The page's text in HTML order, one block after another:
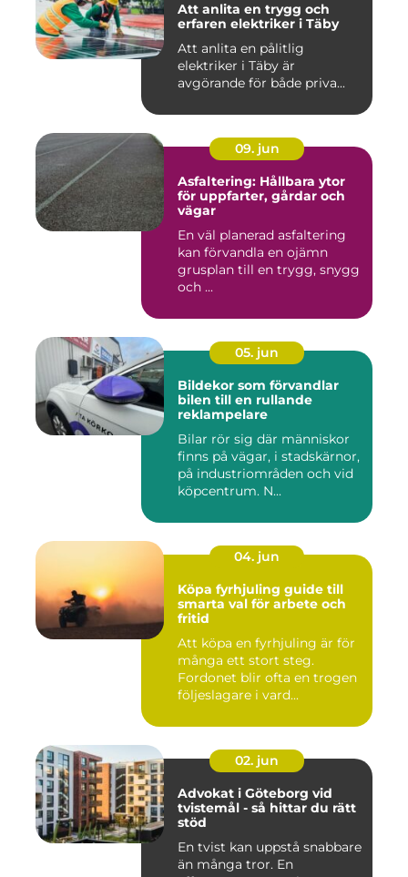
Att anlita en trygg och
erfaren elektriker i Täby
Att anlita en pålitlig
elektriker i Täby är
avgörande för både priva...
09. jun
Asfaltering: Hållbara ytor
för uppfarter, gårdar och
vägar
En väl planerad asfaltering
kan förvandla en ojämn
grusplan till en trygg, snygg
och ...
05. jun
Bildekor som förvandlar
bilen till en rullande
reklampelare
Bilar rör sig där människor
finns på vägar, i stadskärnor,
på industriområden och vid
köpcentrum. N...
04. jun
Köpa fyrhjuling guide till
smarta val för arbete och
fritid
Att köpa en fyrhjuling är för
många ett stort steg.
Fordonet blir ofta en trogen
följeslagare i vard...
02. jun
Advokat i Göteborg vid
tvistemål - så hittar du rätt
stöd
En tvist kan uppstå snabbare
än många tror. En